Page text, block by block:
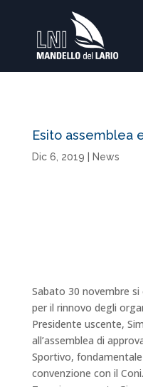
Esito assemblea
Dic 6, 2019 News
Sabato 30 novembre si
per il rinnovo degli
Presidente uscente,
all’assemblea di
Sportivo,
convenzione con il